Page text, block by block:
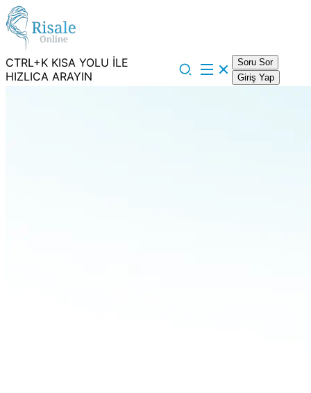
CTRL+K KISA YOLU İLE
HIZLICA ARAYIN
Soru Sor
Giriş Yap